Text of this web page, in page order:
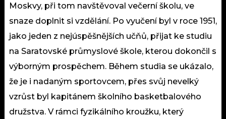
Moskvy, při tom navštěvoval večerní školu, ve
snaze doplnit si vzdělání. Po vyučení byl v roce 1951,
jako jeden z nejúspěšnějších učňů, přijat ke studiu
na Saratovské průmyslové škole, kterou dokončil s
výborným prospěchem. Během studia se ukázalo,
že je i nadaným sportovcem, přes svůj nevelký
vzrůst byl kapitánem školního basketbalového
družstva. V rámci fyzikálního kroužku, který